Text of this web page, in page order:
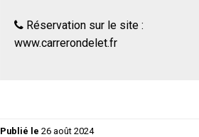
Réservation sur le site :
www.carrerondelet.fr
Publié le 26 août 2024